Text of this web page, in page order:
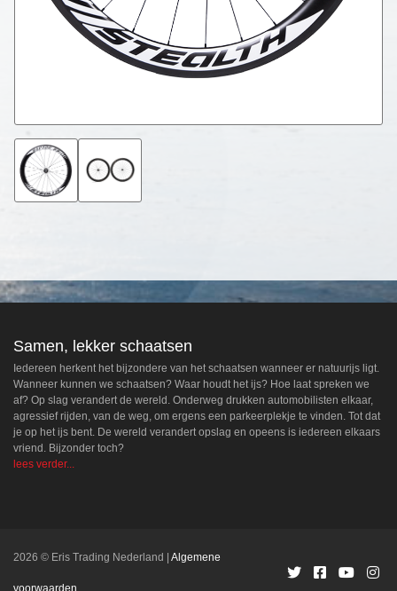
Samen, lekker schaatsen
Iedereen herkent het bijzondere van het schaatsen wanneer er natuurijs ligt.
Wanneer kunnen we schaatsen? Waar houdt het ijs? Hoe laat spreken we
af? Op slag verandert de wereld. Onderweg drukken automobilisten elkaar,
agressief rijden, van de weg, om ergens een parkeerplekje te vinden. Tot dat
je op het ijs bent. De wereld verandert opslag en opeens is iedereen elkaars
vriend. Bijzonder toch?
lees verder...
2026 © Eris Trading Nederland Algemene
voorwaarden